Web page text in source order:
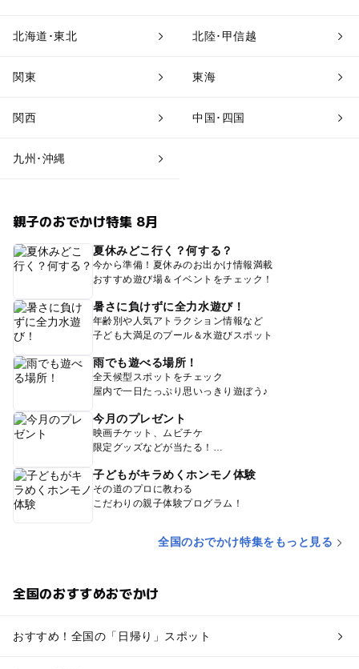
北海道･東北 北陸･甲信越
関東 東海
関西 中国･四国
九州･沖縄
親子のおでかけ特集 8月
夏休みどこ行く？何する？
今から準備！夏休みのお出かけ情報満載
おすすめ遊び場＆イベントをチェック！
暑さに負けずに全力水遊び！
年齢別や人気アトラクション情報など
子ども大満足のプール＆水遊びスポット
雨でも遊べる場所！
全天候型スポットをチェック
屋内で一日たっぷり思いっきり遊ぼう♪
今月のプレゼント
映画チケット、ムビチケ
限定グッズなどが当たる！
子どもがキラめくホンモノ体験
その道のプロに教わる
こだわりの親子体験プログラム！
全国のおでかけ特集をもっと見る
全国のおすすめおでかけ
おすすめ！全国の「日帰り」スポット